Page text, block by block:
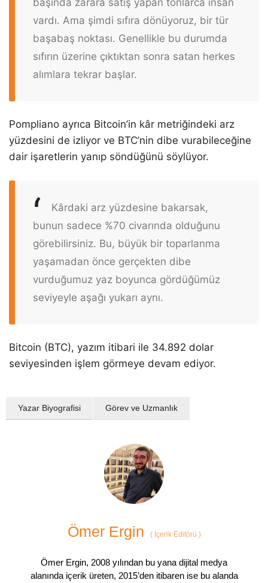
vardı. Ama şimdi sıfıra dönüyoruz, bir tür
başabaş noktası. Genellikle bu durumda
sıfırın üzerine çıktıktan sonra satan herkes
alımlara tekrar başlar.
Pompliano ayrıca Bitcoin’in kâr metriğindeki arz
yüzdesini de izliyor ve BTC’nin dibe vurabileceğine
dair işaretlerin yanıp söndüğünü söylüyor.
Kârdaki arz yüzdesine bakarsak,
bunun sadece %70 civarında olduğunu
görebilirsiniz. Bu, büyük bir toparlanma
yaşamadan önce gerçekten dibe
vurduğumuz yaz boyunca gördüğümüz
seviyeyle aşağı yukarı aynı.
Bitcoin (BTC), yazım itibari ile 34.892 dolar
seviyesinden işlem görmeye devam ediyor.
Yazar Biyografisi Görev ve Uzmanlık
Ömer Ergin (İçerik Editörü )
Ömer Ergin, 2008 yılından bu yana dijital medya
alanında içerik üreten, 2015’den itibaren ise bu alanda